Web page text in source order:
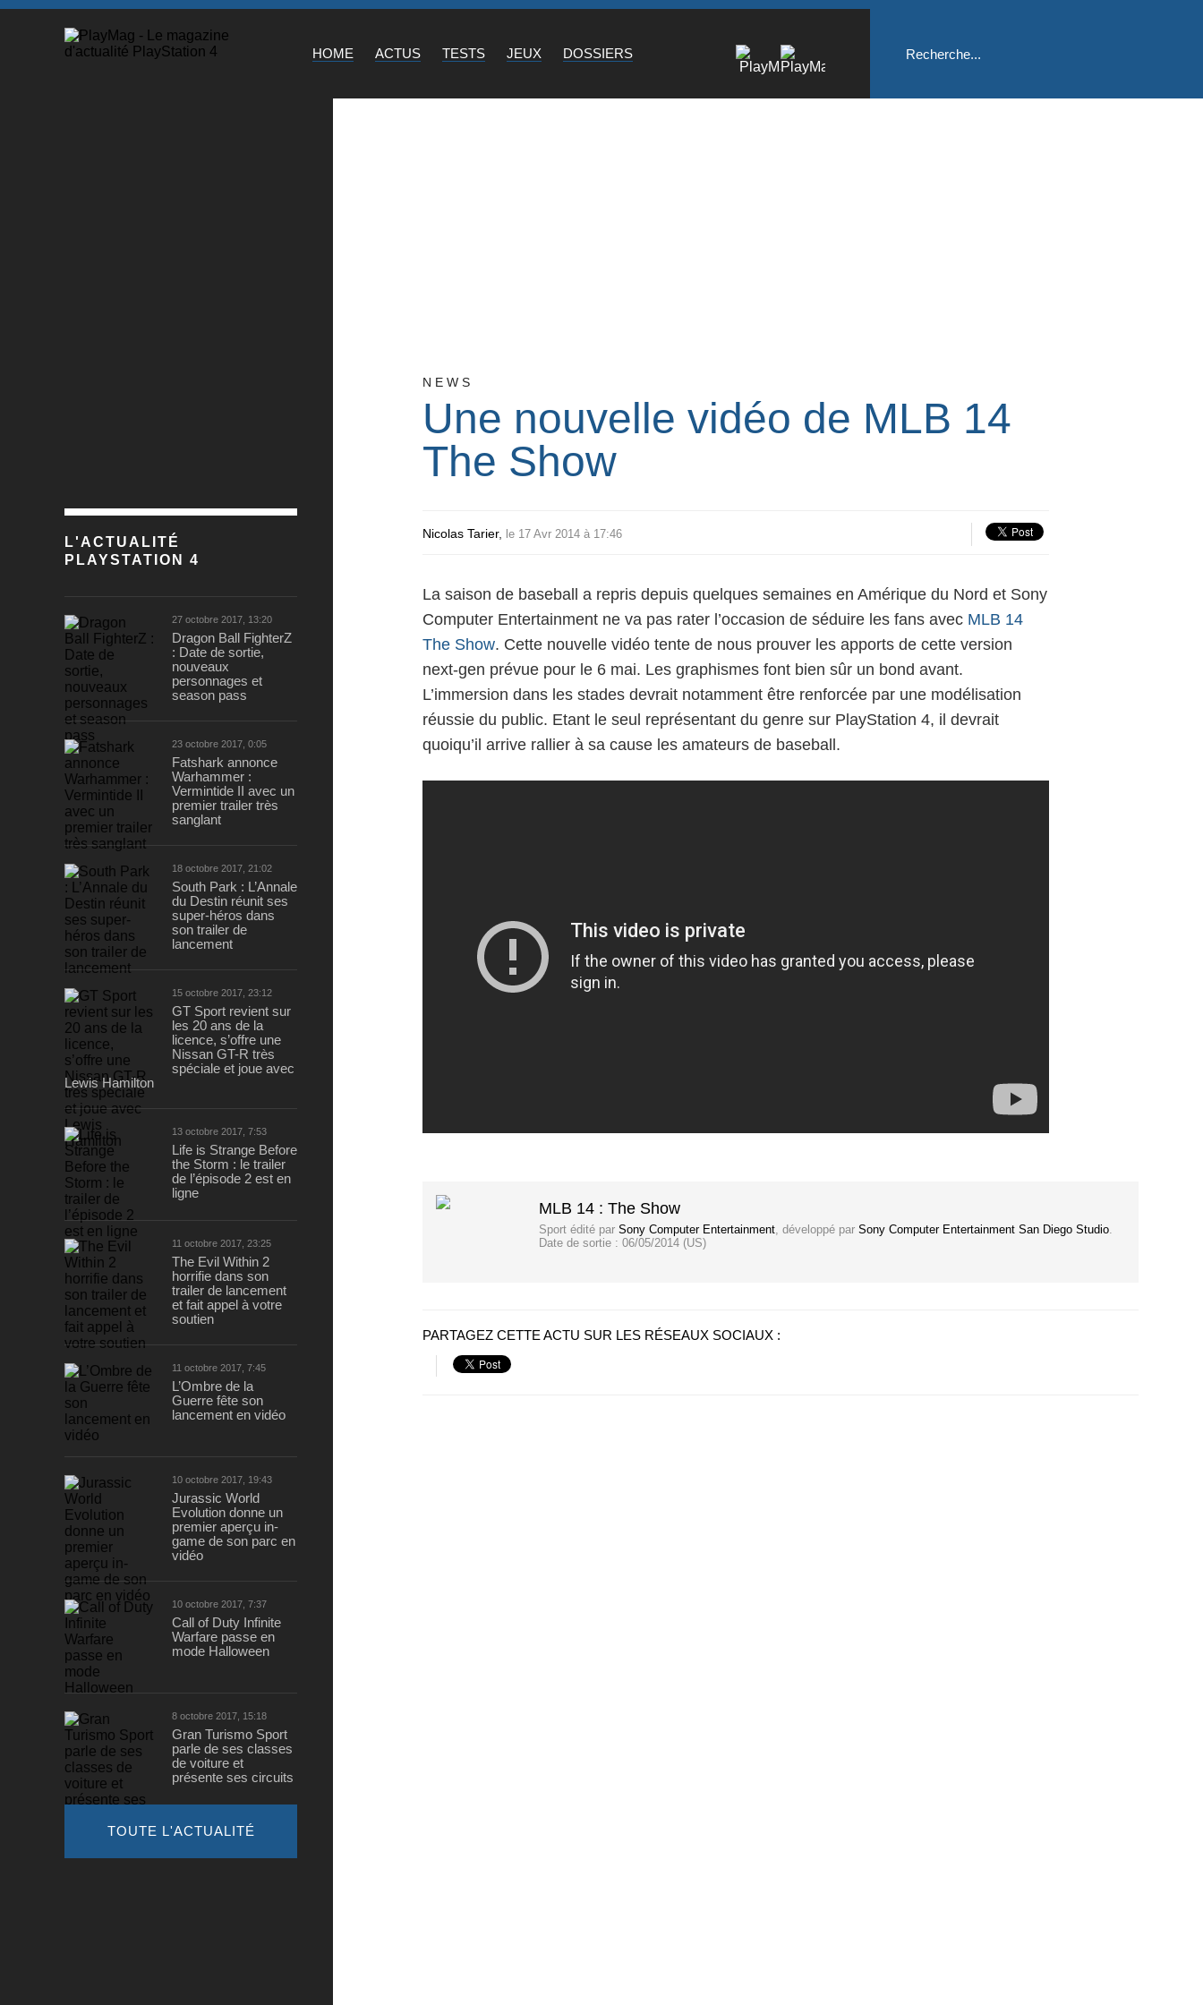
HOME ACTUS TESTS JEUX DOSSIERS
NEWS
Une nouvelle vidéo de MLB 14
The Show
Nicolas Tarier, le 17 Avr 2014 à 17:46
La saison de baseball a repris depuis quelques semaines en Amérique du Nord et Sony
Computer Entertainment ne va pas rater l’occasion de séduire les fans avec MLB 14
The Show. Cette nouvelle vidéo tente de nous prouver les apports de cette version
next-gen prévue pour le 6 mai. Les graphismes font bien sûr un bond avant.
L’immersion dans les stades devrait notamment être renforcée par une modélisation
réussie du public. Etant le seul représentant du genre sur PlayStation 4, il devrait
quoiqu’il arrive rallier à sa cause les amateurs de baseball.
MLB 14 : The Show
Sport édité par Sony Computer Entertainment, développé par Sony Computer Entertainment San Diego Studio.
Date de sortie : 06/05/2014 (US)
PARTAGEZ CETTE ACTU SUR LES RÉSEAUX SOCIAUX :
L'ACTUALITÉ
PLAYSTATION 4
27 octobre 2017, 13:20
Dragon Ball FighterZ
: Date de sortie,
nouveaux
personnages et
season pass
23 octobre 2017, 0:05
Fatshark annonce
Warhammer :
Vermintide II avec un
premier trailer très
sanglant
18 octobre 2017, 21:02
South Park : L’Annale
du Destin réunit ses
super-héros dans
son trailer de
lancement
15 octobre 2017, 23:12
GT Sport revient sur
les 20 ans de la
licence, s’offre une
Nissan GT-R très
spéciale et joue avec
Lewis Hamilton
13 octobre 2017, 7:53
Life is Strange Before
the Storm : le trailer
de l’épisode 2 est en
ligne
11 octobre 2017, 23:25
The Evil Within 2
horrifie dans son
trailer de lancement
et fait appel à votre
soutien
11 octobre 2017, 7:45
L’Ombre de la
Guerre fête son
lancement en vidéo
10 octobre 2017, 19:43
Jurassic World
Evolution donne un
premier aperçu in-
game de son parc en
vidéo
10 octobre 2017, 7:37
Call of Duty Infinite
Warfare passe en
mode Halloween
8 octobre 2017, 15:18
Gran Turismo Sport
parle de ses classes
de voiture et
présente ses circuits
TOUTE L'ACTUALITÉ